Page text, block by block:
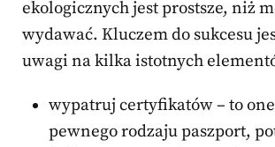
ekologicznych jest prostsze, niż
wydawać. Kluczem do sukcesu
uwagi na kilka istotnych
wypatruj certyfikatów – to
pewnego rodzaju paszport,